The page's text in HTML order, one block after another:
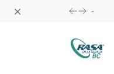
-
Dismiss